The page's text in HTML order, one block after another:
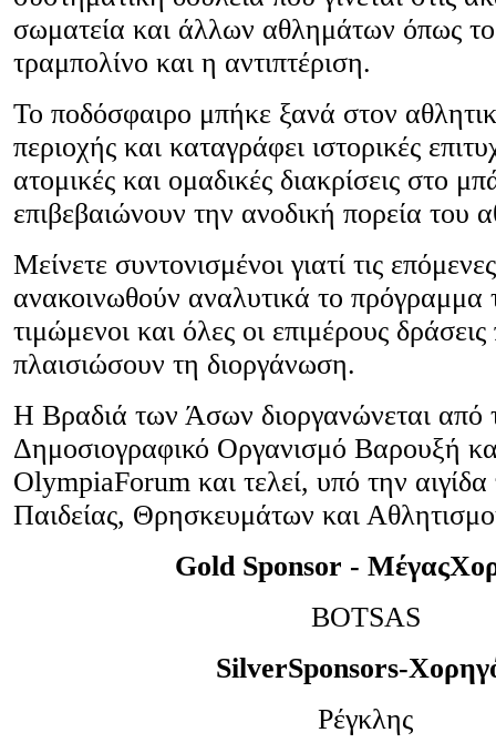
σωματεία και άλλων αθλημάτων όπως
τραμπολίνο και η αντιπτέριση.
Το ποδόσφαιρο μπήκε ξανά στον
περιοχής και καταγράφει ιστορικές
ατομικές και ομαδικές διακρίσεις στο
επιβεβαιώνουν την ανοδική πορεία του
Μείνετε συντονισμένοι γιατί τις
ανακοινωθούν αναλυτικά το πρόγραμμα
τιμώμενοι και όλες οι επιμέρους
πλαισιώσουν τη διοργάνωση.
Η Βραδιά των Άσων διοργανώνεται από
Δημοσιογραφικό Οργανισμό Βαρουξή
OlympiaForum και τελεί, υπό την
Παιδείας, Θρησκευμάτων και
Gold Sponsor -
BOTSAS
SilverSponsors-
Ρέγκλης